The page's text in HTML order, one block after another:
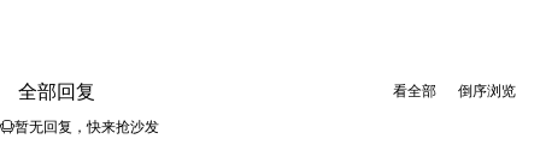
倒序浏览
看全部
全部回复
暂无回复，快来抢沙发